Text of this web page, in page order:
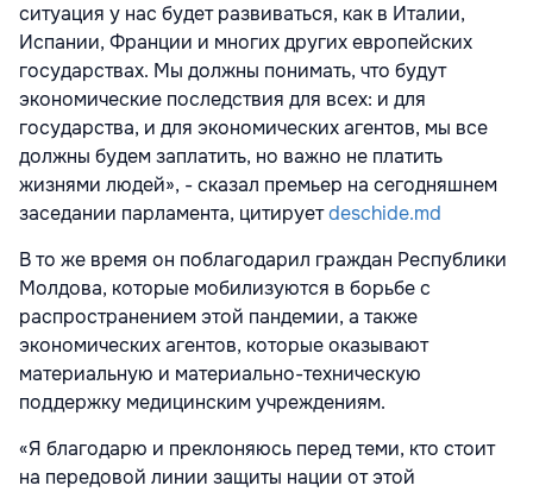
ситуация у нас будет развиваться, как в Италии,
Испании, Франции и многих других европейских
государствах. Мы должны понимать, что будут
экономические последствия для всех: и для
государства, и для экономических агентов, мы все
должны будем заплатить, но важно не платить
жизнями людей», - сказал премьер на сегодняшнем
заседании парламента, цитируетdeschide.md
В то же время он поблагодарил граждан Республики
Молдова, которые мобилизуются в борьбе с
распространением этой пандемии, а также
экономических агентов, которые оказывают
материальную и материально-техническую
поддержку медицинским учреждениям.
«Я благодарю и преклоняюсь перед теми, кто стоит
на передовой линии защиты нации от этой